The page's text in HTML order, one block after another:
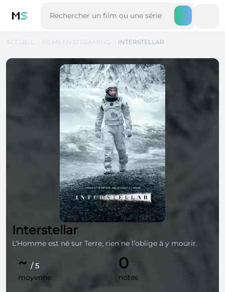
MS
ACCUEIL FILMS EN STREAMING INTERSTELLAR
Interstellar
L’Homme est né sur Terre, rien ne l’oblige à y mourir.
~ / 5
moyenne
0
notes